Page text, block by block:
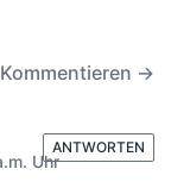
Kommentieren →
Uhr
ANTWORTEN